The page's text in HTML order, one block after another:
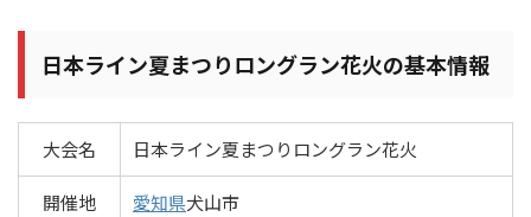
日本ライン夏まつりロングラン花火の基本情報
大会名 日本ライン夏まつりロングラン花火
開催地 愛知県犬山市